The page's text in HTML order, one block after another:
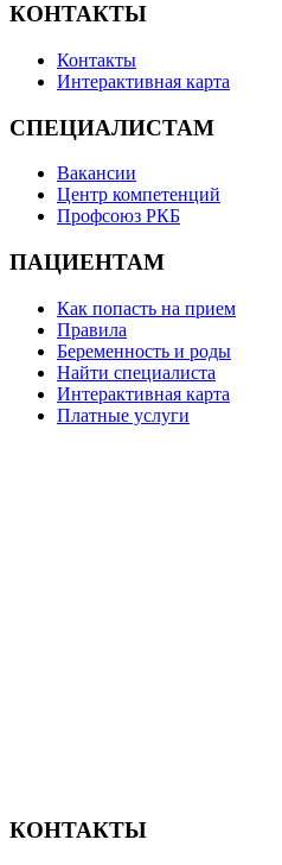
КОНТАКТЫ
Контакты
Интерактивная карта
СПЕЦИАЛИСТАМ
Вакансии
Центр компетенций
Профсоюз РКБ
ПАЦИЕНТАМ
Как попасть на прием
Правила
Беременность и роды
Найти специалиста
Интерактивная карта
Платные услуги
КОНТАКТЫ